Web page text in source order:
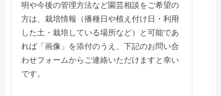
明や今後の管理方法など園芸相談をご希望の
方は、栽培情報（播種日や植え付け日・利用
した土・栽培している場所など）と可能であ
れば「画像」を添付のうえ、下記のお問い合
わせフォームからご連絡いただけますと幸い
です。